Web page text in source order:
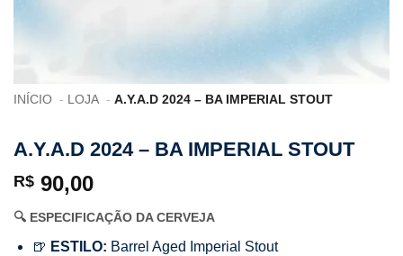
INÍCIO LOJA A.Y.A.D 2024 – BA IMPERIAL STOUT
A.Y.A.D 2024 – BA IMPERIAL STOUT
R$ 90,00
🔍 ESPECIFICAÇÃO DA CERVEJA
🍺 ESTILO: Barrel Aged Imperial Stout